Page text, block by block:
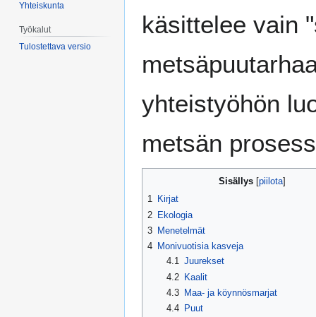
käsittelee vain
yhteistyöhön
metsän
Sisällys
1 Kirjat
2 Ekologia
3 Menetelmät
4 Monivuotisia kasveja
4.1 Juurekset
4.2 Kaalit
4.3
Maa- ja köynnösmarjat
4.4
Puut
Yhteiskunta
Työkalut
Tulostettava versio